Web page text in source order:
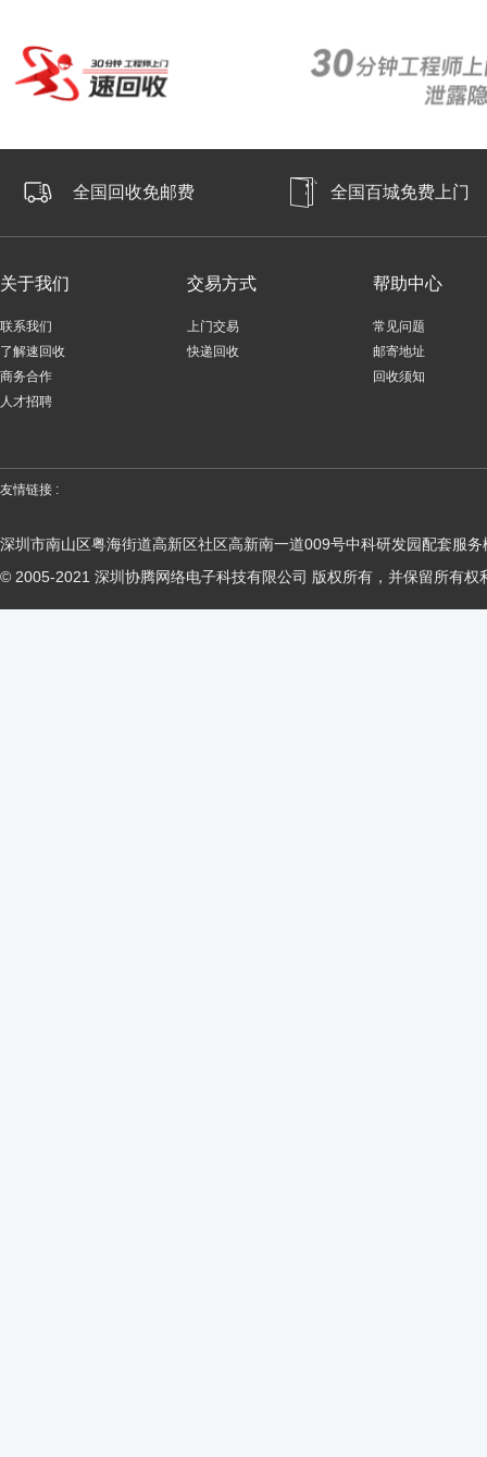
全国回收免邮费 全国百城免费上门
关于我们
联系我们
了解速回收
商务合作
人才招聘
交易方式
上门交易
快递回收
帮助中心
常见问题
邮寄地址
回收须知
友情链接 :
深圳市南山区粤海街道高新区社区高新南一道009号中科研发园配套服务
© 2005-2021 深圳协腾网络电子科技有限公司 版权所有，并保留所有权